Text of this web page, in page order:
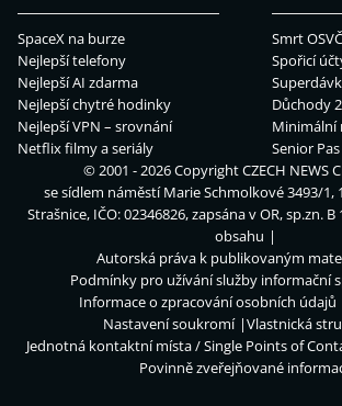
SpaceX na burze
Nejlepší telefony
Nejlepší AI zdarma
Nejlepší chytré hodinky
Nejlepší VPN – srovnání
Netflix filmy a seriály
Smrt OSVČ
Spořicí
Důchody
Minimální
Senior
© 2001 - 2026 CopyrightCZECH NEWS
se sídlem náměstí Marie Schmolkové 3493/1,
Strašnice, IČO: 02346826, zapsána v OR, sp.zn.
obsahu
Autorská práva k publikovaným
Podmínky pro užívání služby informační
Informace o zpracování osobních údajů
Nastavení soukromí
Vlastnická
Jednotná kontaktní místa / Single Points of
Povinně zveřejňované